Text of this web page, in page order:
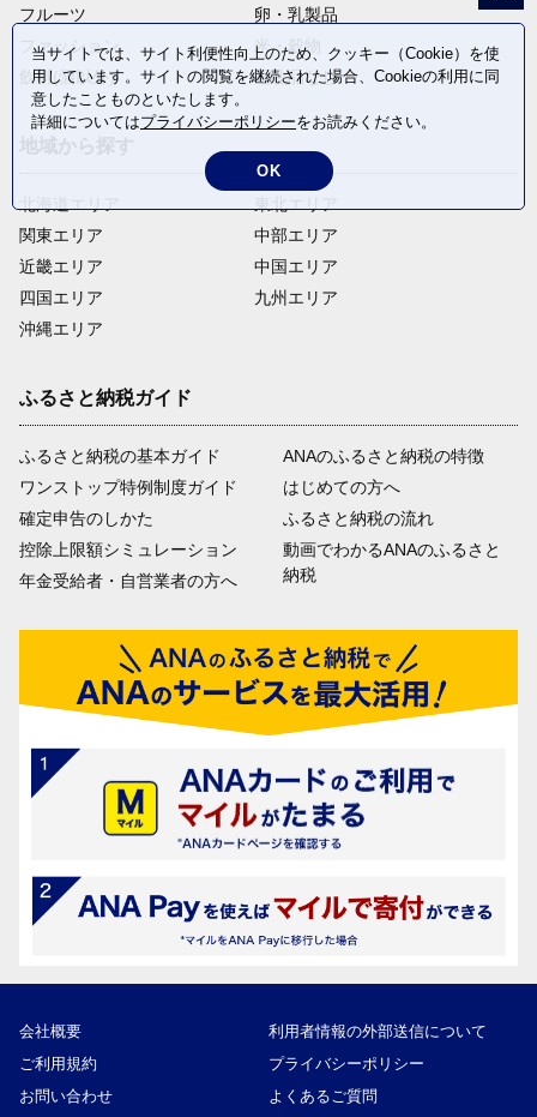
フルーツ
卵・乳製品
ファッション
米・穀物
飲料(酒以外)
返礼品なし
関東エリア
近畿エリア
四国エリア
沖縄エリア
中部エリア
中国エリア
九州エリア
ふるさと納税ガイド
ふるさと納税の基本ガイド
ワンストップ特例制度ガイド
確定申告のしかた
控除上限額シミュレーション
年金受給者・自営業者の方へ
ANAのふるさと納税の特徴
はじめての方へ
ふるさと納税の流れ
動画でわかるANAのふるさと
納税
会社概要
利用者情報の外部送信について
ご利用規約
プライバシーポリシー
お問い合わせ
よくあるご質問
当サイトでは、サイト利便性向上のため、クッキー（Cookie）を使
用しています。サイトの閲覧を継続された場合、Cookieの利用に同
意したことものといたします。
詳細についてはプライバシーポリシーをお読みください。
OK